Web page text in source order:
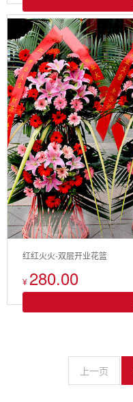
红红火火-双层开业花篮
¥280.00
上一页